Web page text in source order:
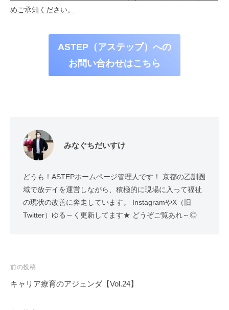
めご承知ください。
ASTEP（アステップ）への
お問い合わせはこちら
みなぐちだいすけ
どうも！ASTEPホームページ管理人です！ 京都の乙訓圏
域で放デイを運営しながら、積極的に現場に入って福祉
の現状の改善に奔走しています。 InstagramやX（旧
Twitter）ゆる～く更新してます★ どうぞご覧あれ～◎
投
稿
前の投稿
キャリア療育のアジェンダ【Vol.24】